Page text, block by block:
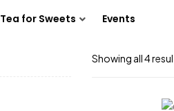
Tea for Sweets Events
Showing all 4